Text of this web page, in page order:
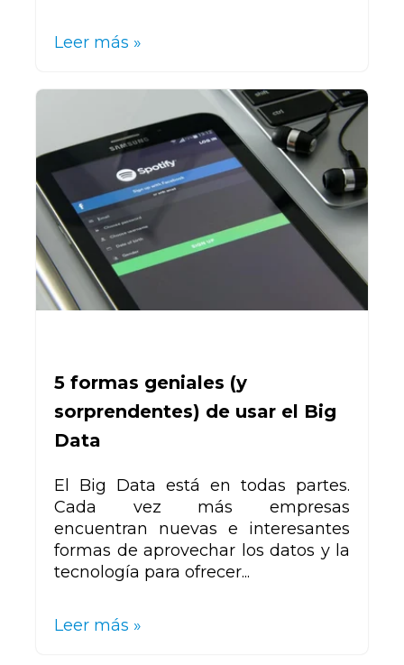
Leer más »
5 formas geniales (y
sorprendentes) de usar el Big
Data
El Big Data está en todas partes.
Cada vez más empresas
encuentran nuevas e interesantes
formas de aprovechar los datos y la
tecnología para ofrecer...
Leer más »